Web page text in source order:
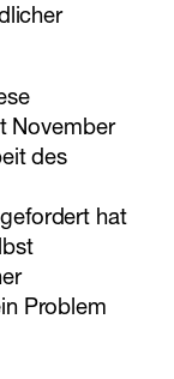
November
des
hat
Problem